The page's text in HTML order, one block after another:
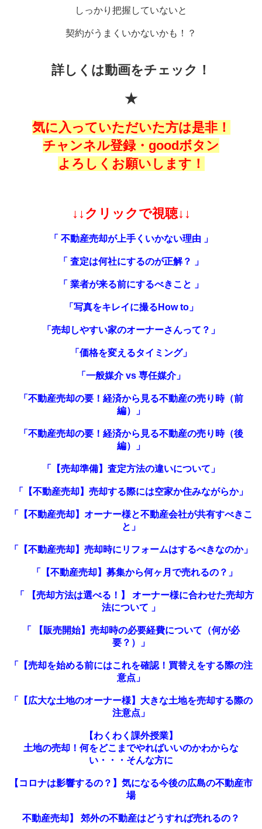
しっかり把握していないと
契約がうまくいかないかも！？
詳しくは動画をチェック！
★
気に入っていただいた方は是非！
チャンネル登録・goodボタン
よろしくお願いします！
↓↓クリックで視聴↓↓
「 不動産売却が上手くいかない理由 」
「 査定は何社にするのが正解？ 」
「 業者が来る前にするべきこと 」
「写真をキレイに撮るHow to」
「売却しやすい家のオーナーさんって？」
「価格を変えるタイミング」
「一般媒介 vs 専任媒介」
「不動産売却の要！経済から見る不動産の売り時（前
編）」
「不動産売却の要！経済から見る不動産の売り時（後
編）」
「 【売却準備】査定方法の違いについて 」
「【不動産売却】売却する際には空家か住みながらか」
「【不動産売却】オーナー様と不動産会社が共有すべきこ
と」
「【不動産売却】売却時にリフォームはするべきなのか」
「【不動産売却】募集から何ヶ月で売れるの？」
「 【売却方法は選べる！】 オーナー様に合わせた売却方
法について 」
「 【販売開始】売却時の必要経費について（何が必
要？）」
「
【売却を始める前にはこれを確認！買替えをする際の注
意点 」
「【広大な土地のオーナー様】大きな土地を売却する際の
注意点」
【わくわく課外授業】
土地の売却！何をどこまでやればいいのかわからな
い・・・そんな方に
【コロナは影響するの？】気になる今後の広島の不動産市
場
不動産売却】 郊外の不動産はどうすれば売れるの？